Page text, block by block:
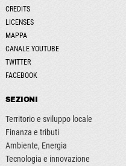
CREDITS
LICENSES
MAPPA
CANALE YOUTUBE
TWITTER
FACEBOOK
SEZIONI
Territorio e sviluppo locale
Finanza e tributi
Ambiente, Energia
Tecnologia e innovazione